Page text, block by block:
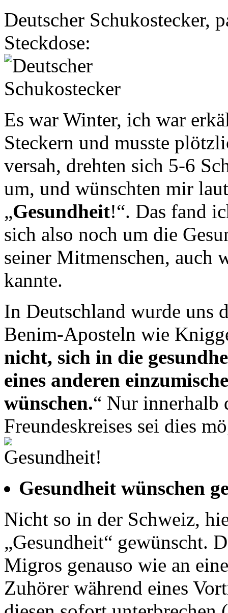
Deutscher Schukostecker,
Steckdose:
Es war Winter, ich war
Steckern und musste
versah, drehten sich 5-6
um, und wünschten mir
„Gesundheit!“. Das fand
sich also noch um die
seiner Mitmenschen, auch
kannte.
In Deutschland wurde uns
Benim-Aposteln wie
nicht, sich in die
eines anderen
wünschen.“ Nur innerhalb
Freundeskreises sei dies
Gesundheit wünschen
Nicht so in der Schweiz,
„Gesundheit“ gewünscht.
Migros genauso wie an
Zuhörer während eines